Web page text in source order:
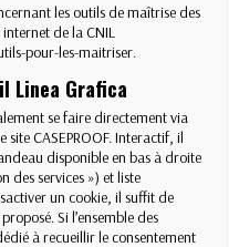
les outils de maîtrise des
de la CNIL
pour-les-maitriser.
Linea Grafica
se faire directement via
site CASEPROOF. Interactif, il
disponible en bas à droite
des services ») et liste
un cookie, il suffit de
Si l’ensemble des
à recueillir le consentement